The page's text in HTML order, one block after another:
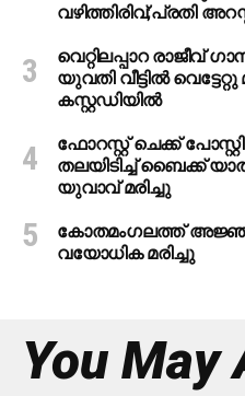
വഴിത്തിരിവ്;പ്രതി
വെറ്റിലപ്പാറ രാജീവ്
യുവതി വീട്ടിൽ
കസ്റ്റഡിയിൽ
ഫോറസ്റ്റ് ചെക്ക്
തലയിടിച്ച് ബൈക്ക്
യുവാവ് മരിച്ചു
കോതമംഗലത്ത്
വയോധിക മരിച്ചു
You May